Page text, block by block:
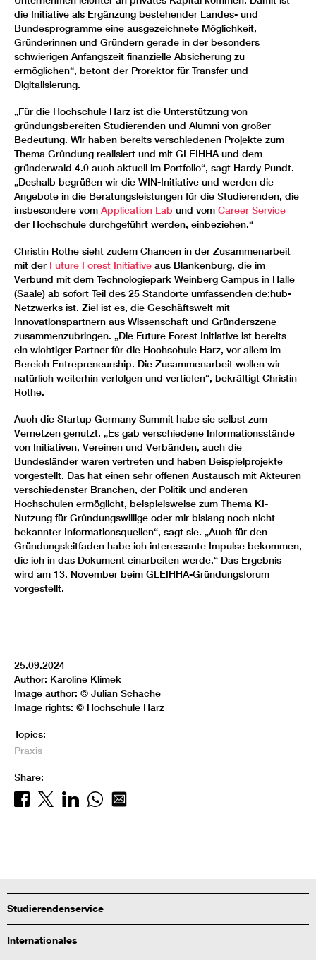
die Initiative als Ergänzung bestehender Landes- und
Bundesprogramme eine ausgezeichnete Möglichkeit,
Gründerinnen und Gründern gerade in der besonders
schwierigen Anfangszeit finanzielle Absicherung zu
ermöglichen“, betont der Prorektor für Transfer und
Digitalisierung.
„Für die Hochschule Harz ist die Unterstützung von
gründungsbereiten Studierenden und Alumni von großer
Bedeutung. Wir haben bereits verschiedenen Projekte zum
Thema Gründung realisiert und mit GLEIHHA und dem
gründerwald 4.0 auch aktuell im Portfolio“, sagt Hardy Pundt.
„Deshalb begrüßen wir die WIN-Initiative und werden die
Angebote in die Beratungsleistungen für die Studierenden, die
insbesondere vom Application Lab und vom Career Service
der Hochschule durchgeführt werden, einbeziehen.“
Christin Rothe sieht zudem Chancen in der Zusammenarbeit
mit der Future Forest Initiative aus Blankenburg, die im
Verbund mit dem Technologiepark Weinberg Campus in Halle
(Saale) ab sofort Teil des 25 Standorte umfassenden de:hub-
Netzwerks ist. Ziel ist es, die Geschäftswelt mit
Innovationspartnern aus Wissenschaft und Gründerszene
zusammenzubringen. „Die Future Forest Initiative ist bereits
ein wichtiger Partner für die Hochschule Harz, vor allem im
Bereich Entrepreneurship. Die Zusammenarbeit wollen wir
natürlich weiterhin verfolgen und vertiefen“, bekräftigt Christin
Rothe.
Auch die Startup Germany Summit habe sie selbst zum
Vernetzen genutzt. „Es gab verschiedene Informationsstände
von Initiativen, Vereinen und Verbänden, auch die
Bundesländer waren vertreten und haben Beispielprojekte
vorgestellt. Das hat einen sehr offenen Austausch mit Akteuren
verschiedenster Branchen, der Politik und anderen
Hochschulen ermöglicht, beispielsweise zum Thema KI-
Nutzung für Gründungswillige oder mir bislang noch nicht
bekannter Informationsquellen“, sagt sie. „Auch für den
Gründungsleitfaden habe ich interessante Impulse bekommen,
die ich in das Dokument einarbeiten werde.“ Das Ergebnis
wird am 13. November beim GLEIHHA-Gründungsforum
vorgestellt.
25.09.2024
Author: Karoline Klimek
Image author: © Julian Schache
Image rights: © Hochschule Harz
Topics:
Praxis
Share:
Studierendenservice
Internationales